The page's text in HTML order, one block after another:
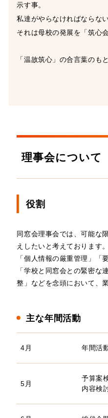
示す事。
私達がやらなければならない
それは母校の発展を「筑心
「温故筑心」の合言葉のも
理事会について
役割
同窓会理事会では、可能な
えしたいと考えております。
「個人情報の厳重管理」「
「学校と同窓会との緊密な
整」などを念頭において、
主な年間活動
4月 年間活
5月
予算案
内容検